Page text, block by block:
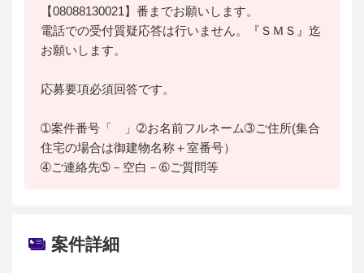
【08088130021】番までお願いします。
電話での受付質疑応答は行いません。『ＳＭＳ』迄
お願いします。
応募要項必須回答です。
➀案件番号「 」➁お名前フルネーム➂ご住所(集合
住宅の場合は御建物名称＋室番号）
➃ご連絡先➄－空白－➅ご質問等
案件詳細